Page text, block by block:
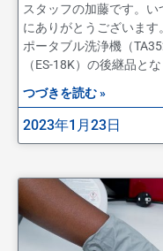
スタッフの加藤です。
にありがとうございま
ポータブル洗浄機（
（ES-18K）の後継品と
つづきを読む »
2023年1月23日